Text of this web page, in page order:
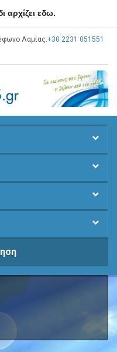
αρχίζει εδω.
Λαμίας:+30 2231 051551